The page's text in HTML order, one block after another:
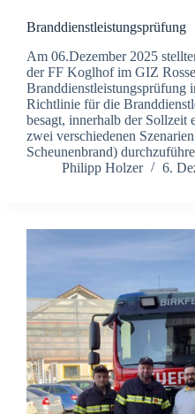
Branddienstleistungsprüfung
Am 06.Dezember 2025
der FF Koglhof im GIZ
Branddienstleistungsprüfung
Richtlinie für die
besagt, innerhalb der Sollzeit
zwei verschiedenen
Scheunenbrand)
Philipp Holzer
6.